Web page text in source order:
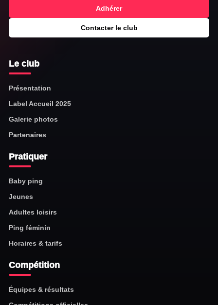
Adhérer
Contacter le club
Le club
Présentation
Label Accueil 2025
Galerie photos
Partenaires
Pratiquer
Baby ping
Jeunes
Adultes loisirs
Ping féminin
Horaires & tarifs
Compétition
Équipes & résultats